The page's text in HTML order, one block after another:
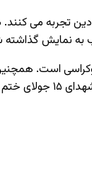
تجربه می
نمایش
است.
۱۵ جولای